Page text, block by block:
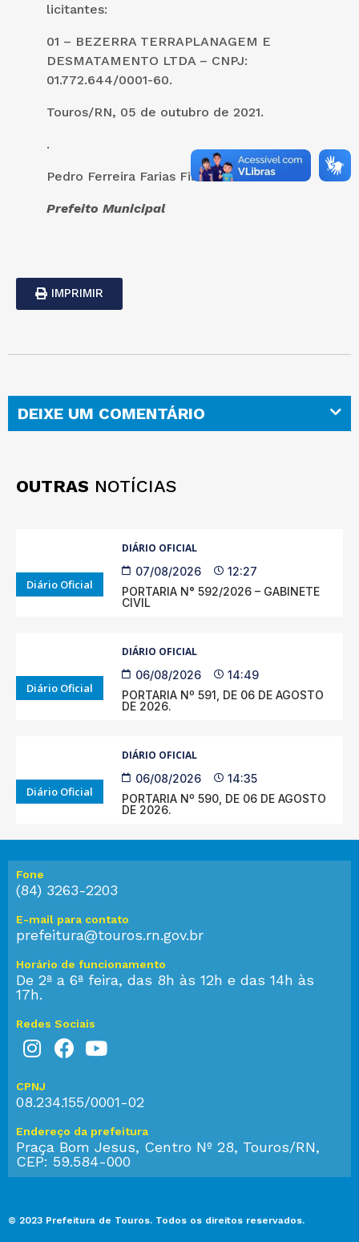
licitantes:
01 – BEZERRA TERRAPLANAGEM E
DESMATAMENTO LTDA – CNPJ:
01.772.644/0001-60.
Touros/RN, 05 de outubro de 2021.
.
Pedro Ferreira Farias Filho
Prefeito Municipal
IMPRIMIR
DEIXE UM COMENTÁRIO
OUTRAS NOTÍCIAS
Diário Oficial
DIÁRIO OFICIAL
07/08/2026
12:27
PORTARIA N° 592/2026 – GABINETE
CIVIL
Diário Oficial
DIÁRIO OFICIAL
06/08/2026
14:49
PORTARIA Nº 591, DE 06 DE AGOSTO
DE 2026.
Diário Oficial
DIÁRIO OFICIAL
06/08/2026
14:35
PORTARIA Nº 590, DE 06 DE AGOSTO
DE 2026.
Fone
(84) 3263-2203
E-mail para contato
prefeitura@touros.rn.gov.br
Horário de funcionamento
De 2ª a 6ª feira, das 8h às 12h e das 14h às
17h.
Redes Sociais
CPNJ
08.234.155/0001-02
Endereço da prefeitura
Praça Bom Jesus, Centro Nº 28, Touros/RN,
CEP: 59.584-000
© 2023 Prefeitura de Touros. Todos os direitos reservados.